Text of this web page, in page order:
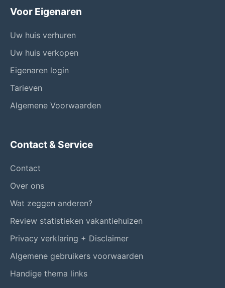
Voor Eigenaren
Uw huis verhuren
Uw huis verkopen
Eigenaren login
Tarieven
Algemene Voorwaarden
Contact & Service
Contact
Over ons
Wat zeggen anderen?
Review statistieken vakantiehuizen
Privacy verklaring + Disclaimer
Algemene gebruikers voorwaarden
Handige thema links